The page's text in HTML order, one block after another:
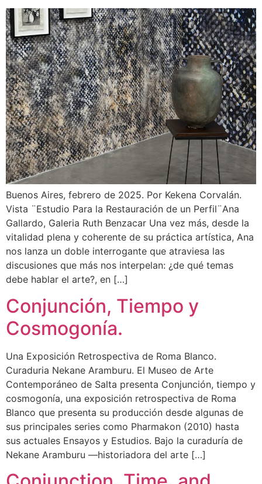
Buenos Aires, febrero de 2025. Por Kekena Corvalán.
Vista ¨Estudio Para la Restauración de un Perfil¨Ana
Gallardo, Galeria Ruth Benzacar Una vez más, desde la
vitalidad plena y coherente de su práctica artística, Ana
nos lanza un doble interrogante que atraviesa las
discusiones que más nos interpelan: ¿de qué temas
debe hablar el arte?, en […]
Conjunción, Tiempo y
Cosmogonía.
Una Exposición Retrospectiva de Roma Blanco.
Curaduria Nekane Aramburu. El Museo de Arte
Contemporáneo de Salta presenta Conjunción, tiempo y
cosmogonía, una exposición retrospectiva de Roma
Blanco que presenta su producción desde algunas de
sus principales series como Pharmakon (2010) hasta
sus actuales Ensayos y Estudios. Bajo la curaduría de
Nekane Aramburu —historiadora del arte […]